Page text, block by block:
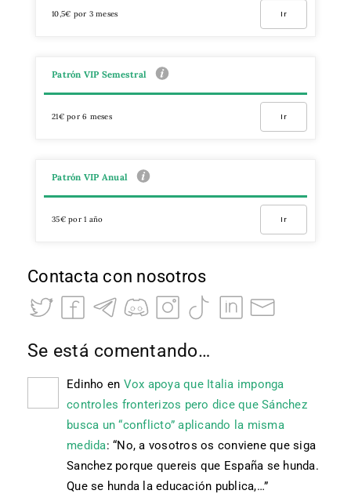
10,5€ por 3 meses Ir
Patrón VIP Semestral
21€ por 6 meses Ir
Patrón VIP Anual
35€ por 1 año Ir
Contacta con nosotros
Se está comentando…
Edinho en Vox apoya que Italia imponga
controles fronterizos pero dice que Sánchez
busca un “conflicto” aplicando la misma
medida: “No, a vosotros os conviene que siga
Sanchez porque quereis que España se hunda.
Que se hunda la educación publica,…”